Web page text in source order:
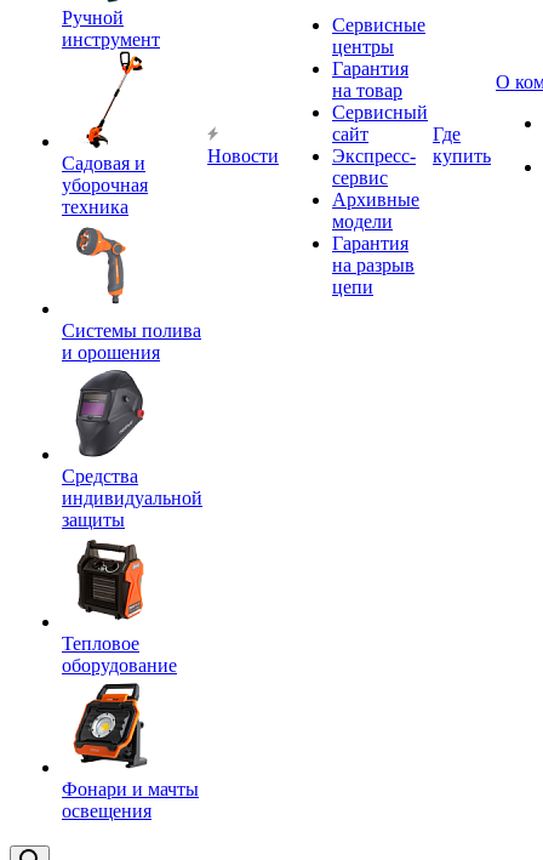
Ручной
инструмент
Садовая и
уборочная
техника
Системы полива
и орошения
Средства
индивидуальной
защиты
Тепловое
оборудование
Фонари и мачты
освещения
Новости
Сервисные
центры
Гарантия
на товар
Сервисный
сайт
Экспресс-
сервис
Архивные
модели
Гарантия
на разрыв
цепи
Где
купить
О